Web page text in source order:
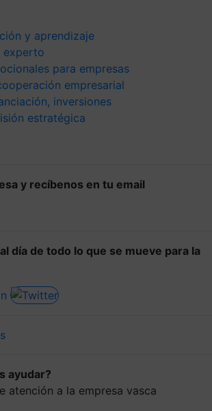
y aprendizaje
experto
para empresas
empresarial
inversiones
estratégica
y recíbenos en tu email
día de todo lo que se mueve para la
ayudar?
atención a la empresa vasca